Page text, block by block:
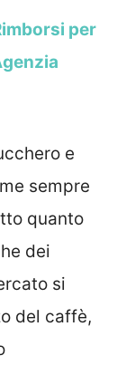
per
e
sempre
quanto
dei
si
del caffè,